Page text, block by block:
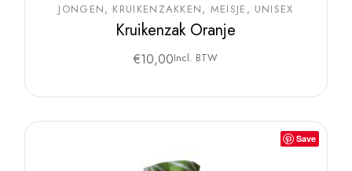
JONGEN KRUIKENZAKKEN MEISJE UNISEX
Kruikenzak Oranje
€10,00Incl. BTW
Save